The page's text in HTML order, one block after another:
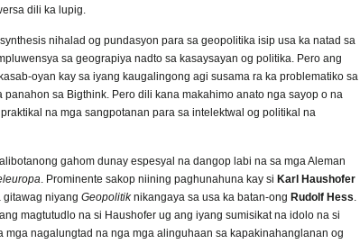
dili ka lupig.
nihalad og pundasyon para sa geopolitika isip usa ka natad sa
sa geograpiya nadto sa kasaysayan og politika. Pero ang
oyan kay sa iyang kaugalingong agi susama ra ka problematiko sa
panahon sa Bigthink. Pero dili kana makahimo anato nga sayop o na
na mga sangpotanan para sa intelektwal og politikal na
gahom dunay espesyal na dangop labi na sa mga Aleman
. Prominente sakop niining paghunahuna kay si Karl Haushofer
gitawag niyang Geopolitiknikangaya sa usa ka batan-ong Rudolf Hess.
magtutudlo na si Haushofer ug ang iyang sumisikat na idolo na si
mga nagalungtad na nga mga alinguhaan sa kapakinahanglanan og